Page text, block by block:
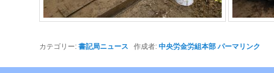
カテゴリー:書記局ニュース 作成者:中央労金労組本部 パーマリンク